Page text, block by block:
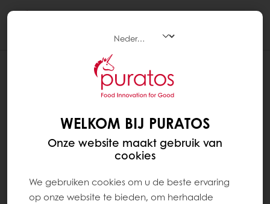
KERSTBUCHE HAZELNOOT ABRIKOOS
WELKOM BIJ PURATOS
Onze website maakt gebruik van
cookies
We gebruiken cookies om u de beste ervaring
op onze website te bieden, om herhaalde